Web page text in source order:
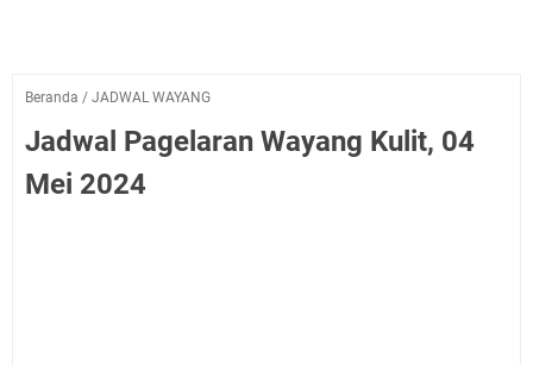
Beranda / JADWAL WAYANG
Jadwal Pagelaran Wayang Kulit, 04
Mei 2024